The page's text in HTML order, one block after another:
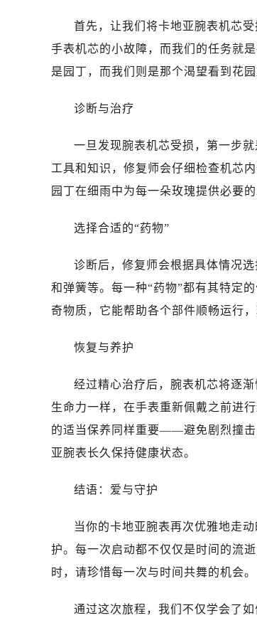
首先，让我们将卡地亚腕表机芯
手表机芯的小故障，而我们的任务就
是园丁，而我们则是那个渴望看到花园
诊断与治疗
一旦发现腕表机芯受损，第一步
工具和知识，修复师会仔细检查机芯
园丁在细雨中为每一朵玫瑰提供必要的
选择合适的“药物”
诊断后，修复师会根据具体情况
和弹簧等。每一种“药物”都有其特定
奇物质，它能帮助各个部件顺畅运行
恢复与养护
经过精心治疗后，腕表机芯将逐
生命力一样，在手表重新佩戴之前进
的适当保养同样重要——避免剧烈撞
亚腕表长久保持健康状态。
结语：爱与守护
当你的卡地亚腕表再次优雅地走
护。每一次启动都不仅仅是时间的流
时，请珍惜每一次与时间共舞的机会。
通过这次旅程，我们不仅学会了